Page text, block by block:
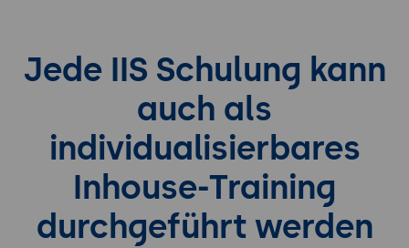
Jede IIS Schulung kann
auch als
individualisierbares
Inhouse-Training
durchgeführt werden